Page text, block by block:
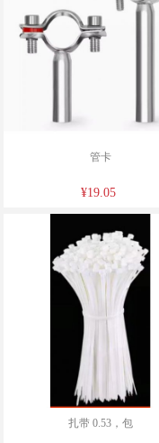
管卡
¥19.05
扎带 0.53，包